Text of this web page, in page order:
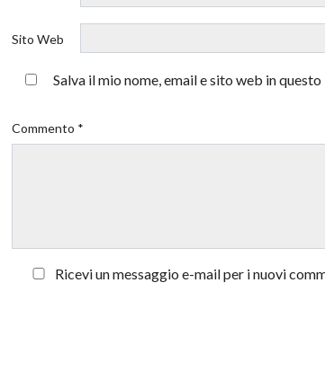
Sito Web
Salva il mio nome, email e sito web in
Commento *
Ricevi un messaggio e-mail per i nuovi